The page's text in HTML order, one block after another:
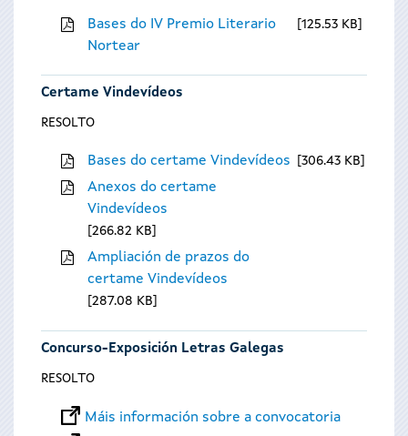
Bases do IV Premio Literario
Nortear
125.53 KB
Certame Vindevídeos
RESOLTO
Bases do certame Vindevídeos 306.43 KB
Anexos do certame
Vindevídeos
266.82 KB
Ampliación de prazos do
certame Vindevídeos
287.08 KB
Concurso-Exposición Letras Galegas
RESOLTO
Máis información sobre a convocatoria